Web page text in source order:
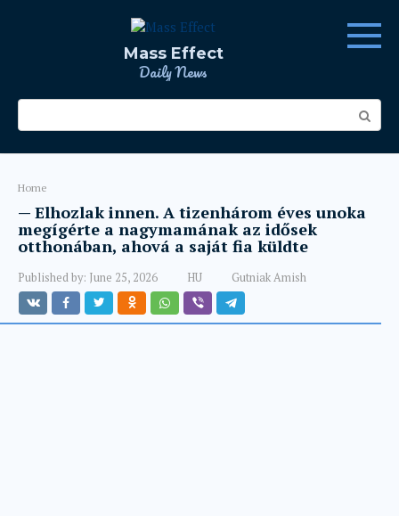
Mass Effect
Daily News
Search:
Home
— Elhozlak innen. A tizenhárom éves unoka
megígérte a nagymamának az idősek
otthonában, ahová a saját fia küldte
Published by: June 25, 2026 HU Gutniak Amish